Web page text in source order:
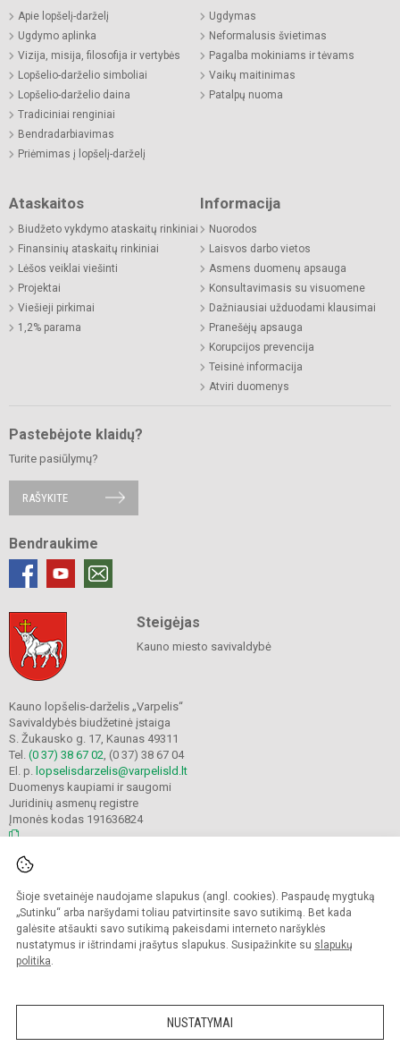
Šioje svetainėje naudojame slapukus (angl. cookies). Paspaudę mygtuką
„Sutinku“ arba naršydami toliau patvirtinsite savo sutikimą. Bet kada
galėsite atšaukti savo sutikimą pakeisdami interneto naršyklės
nustatymus ir ištrindami įrašytus slapukus. Susipažinkite su slapukų
politika.
NUSTATYMAI
Apie lopšelį-darželį
Ugdymo aplinka
Vizija, misija, filosofija ir vertybės
Lopšelio-darželio simboliai
Lopšelio-darželio daina
Tradiciniai renginiai
Bendradarbiavimas
Priėmimas į lopšelį-darželį
Ugdymas
Neformalusis švietimas
Pagalba mokiniams ir tėvams
Vaikų maitinimas
Patalpų nuoma
Ataskaitos
Biudžeto vykdymo ataskaitų rinkiniai
Finansinių ataskaitų rinkiniai
Lėšos veiklai viešinti
Projektai
Viešieji pirkimai
1,2% parama
Informacija
Nuorodos
Laisvos darbo vietos
Asmens duomenų apsauga
Konsultavimasis su visuomene
Dažniausiai užduodami klausimai
Pranešėjų apsauga
Korupcijos prevencija
Teisinė informacija
Atviri duomenys
Pastebėjote klaidų?
Turite pasiūlymų?
RAŠYKITE
Bendraukime
Steigėjas
Kauno miesto savivaldybė
Kauno lopšelis-darželis „Varpelis“
Savivaldybės biudžetinė įstaiga
S. Žukausko g. 17, Kaunas 49311
Tel. (0 37) 38 67 02 , (0 37) 38 67 04
El. p. lopselisdarzelis@varpelisld.lt
Duomenys kaupiami ir saugomi
Juridinių asmenų registre
Įmonės kodas 191636824
Kopijuoti turinį be raštiško įstaigos administracijos sutikimo griežtai draudžiama.
Prieinamumo paraiška Slapukų politika
Sumanus būdas atnaujinti